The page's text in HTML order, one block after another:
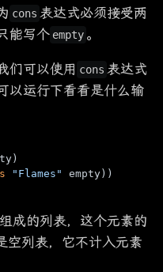
cons 表达式必须接受两
能写个 empty 。
们可以使用 cons 表达式
以运行下看看是什么输
"Flames" empty))
成的列表，这个元素的
空列表，它不计入元素